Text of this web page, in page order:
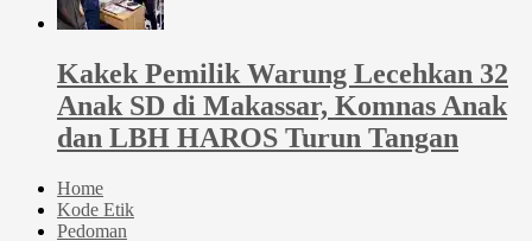
Kakek Pemilik Warung Lecehkan 32
Anak SD di Makassar, Komnas Anak
dan LBH HAROS Turun Tangan
Home
Kode Etik
Pedoman